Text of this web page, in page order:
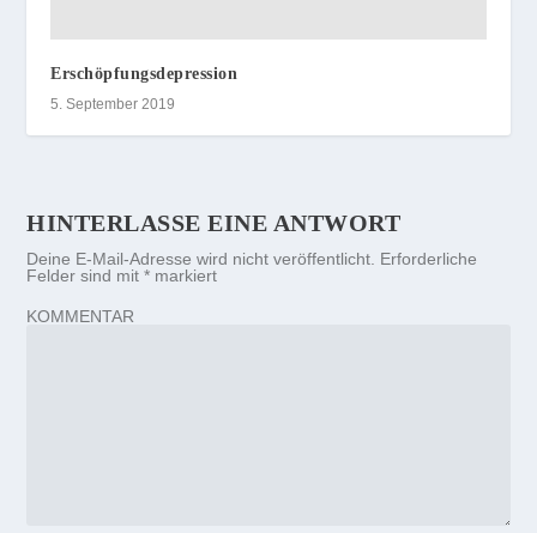
Erschöpfungsdepression
5. September 2019
HINTERLASSE EINE ANTWORT
Deine E-Mail-Adresse wird nicht veröffentlicht. Erforderliche
Felder sind mit* markiert
KOMMENTAR